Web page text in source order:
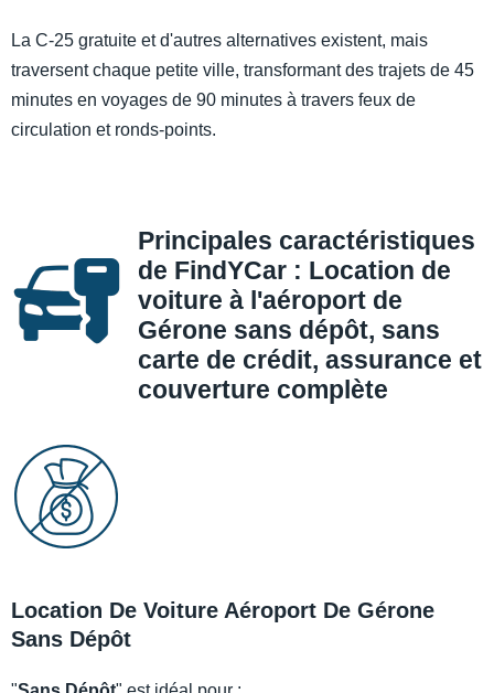
La C-25 gratuite et d'autres alternatives existent, mais
traversent chaque petite ville, transformant des trajets de 45
minutes en voyages de 90 minutes à travers feux de
circulation et ronds-points.
Principales caractéristiques
de FindYCar : Location de
voiture à l'aéroport de
Gérone sans dépôt, sans
carte de crédit, assurance et
couverture complète
Location De Voiture Aéroport De Gérone
Sans Dépôt